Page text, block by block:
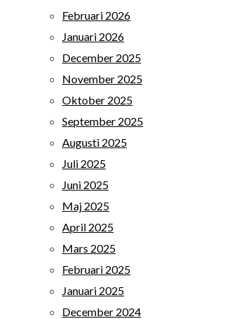
Februari 2026
Januari 2026
December 2025
November 2025
Oktober 2025
September 2025
Augusti 2025
Juli 2025
Juni 2025
Maj 2025
April 2025
Mars 2025
Februari 2025
Januari 2025
December 2024